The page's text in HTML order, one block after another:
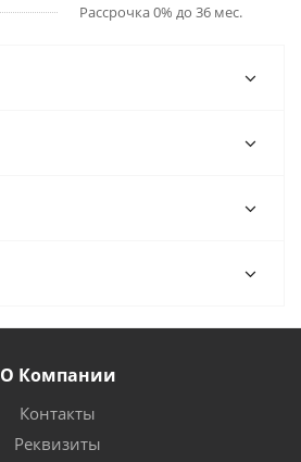
Рассрочка 0% до 36 мес.
О Компании
Контакты
Реквизиты